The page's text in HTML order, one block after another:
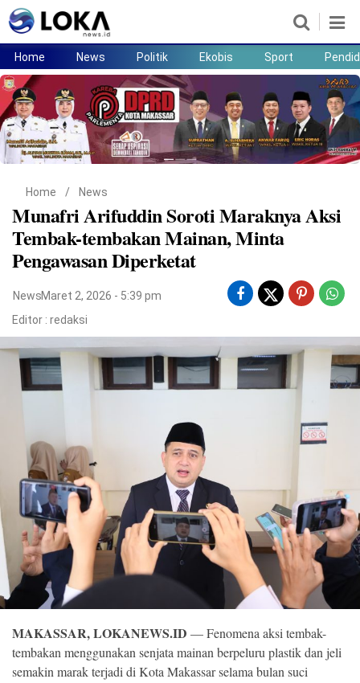
Home News
Ekobis
Sport Pendidikan
Lifestyle
©
right
reserved
Home News Politik Ekobis Sport
Home / News
Munafri Arifuddin Soroti Maraknya Aksi
Tembak-tembakan Mainan, Minta
Pengawasan Diperketat
NewsMaret 2, 2026 - 5:39 pm
Editor : redaksi
MAKASSAR, LOKANEWS.ID — Fenomena aksi tembak-
tembakan menggunakan senjata mainan berpeluru plastik dan jeli
semakin marak terjadi di Kota Makassar selama bulan suci